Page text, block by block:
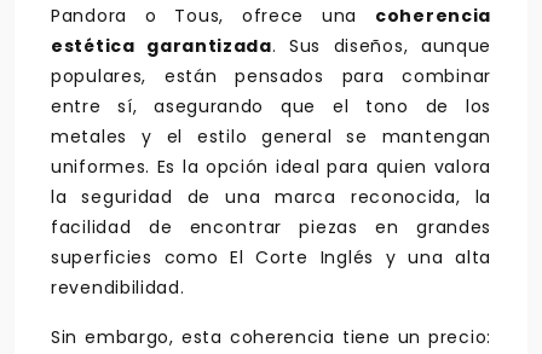
Pandora o Tous, ofrece una coherencia
estética garantizada. Sus diseños, aunque
populares, están pensados para combinar
entre sí, asegurando que el tono de los
metales y el estilo general se mantengan
uniformes. Es la opción ideal para quien valora
la seguridad de una marca reconocida, la
facilidad de encontrar piezas en grandes
superficies como El Corte Inglés y una alta
revendibilidad.
Sin embargo, esta coherencia tiene un precio: